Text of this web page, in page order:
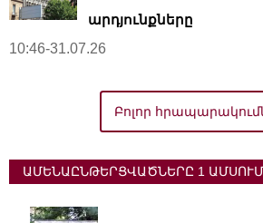
արդյունքները
10:46-31.07.26
Բոլոր
ԱՄԵՆԱԸՆԹԵՐՑՎԱԾՆԵՐԸ 1 ԱՄՍՈՒՄ